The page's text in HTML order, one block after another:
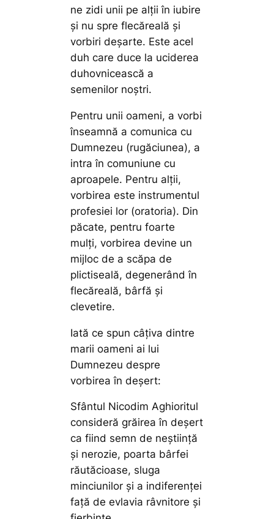
ne zidi unii pe alţii în iubire
şi nu spre flecăreală şi
vorbiri deşarte. Este acel
duh care duce la uciderea
duhovnicească a
semenilor noştri.
Pentru unii oameni, a vorbi
înseamnă a comunica cu
Dumnezeu (rugăciunea), a
intra în comuniune cu
aproapele. Pentru alţii,
vorbirea este instrumentul
profesiei lor (oratoria). Din
păcate, pentru foarte
mulţi, vorbirea devine un
mijloc de a scăpa de
plictiseală, degenerând în
flecăreală, bârfă şi
clevetire.
Iată ce spun câţiva dintre
marii oameni ai lui
Dumnezeu despre
vorbirea în deşert:
Sfântul Nicodim Aghioritul
consideră grăirea în deşert
ca fiind semn de neştiinţă
şi nerozie, poarta bârfei
răutăcioase, sluga
minciunilor şi a indiferenţei
faţă de evlavia râvnitore şi